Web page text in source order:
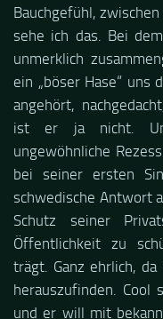
Bauchgefühl,
sehe ich das. Bei
unmerklich
ein „böser Hase“ uns
angehört,
ist er ja nicht.
ungewöhnliche
bei seiner ersten
schwedische Antwort
Schutz seiner
Öffentlichkeit zu
trägt. Ganz ehrlich,
herauszufinden.
und er will mit